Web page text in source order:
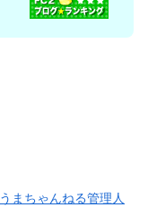
うまちゃんねる管理人